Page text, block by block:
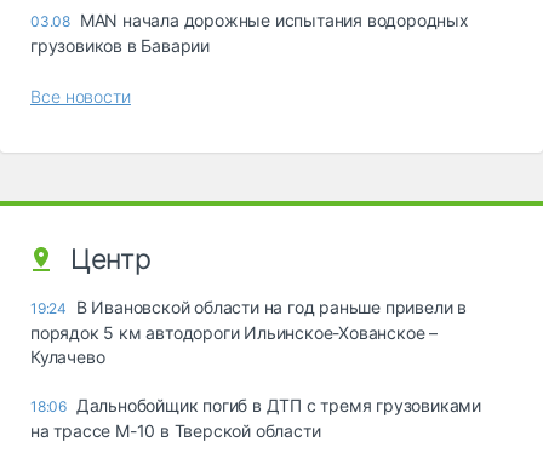
03.08 MAN начала дорожные испытания водородных
грузовиков в Баварии
Все новости
Центр
19:24
В Ивановской области на год раньше привели в
порядок 5 км автодороги Ильинское-Хованское –
Кулачево
18:06 Дальнобойщик погиб в ДТП с тремя грузовиками
на трассе М-10 в Тверской области